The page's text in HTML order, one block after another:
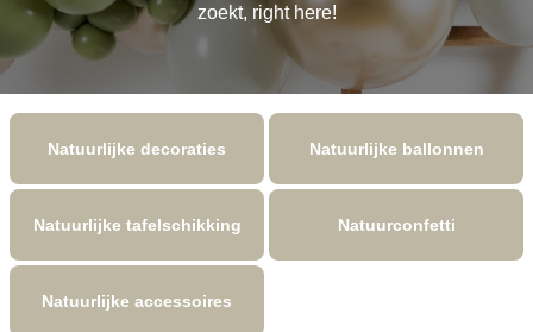
zoekt, right here!
Natuurlijke decoraties Natuurlijke ballonnen
Natuurlijke tafelschikking Natuurconfetti
Natuurlijke accessoires